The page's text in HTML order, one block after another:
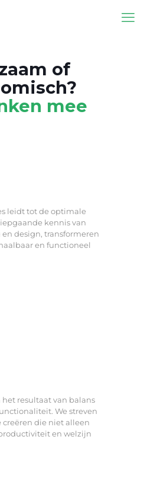
of
mee
leidt tot de optimale
kennis van
design, transformeren
en functioneel
resultaat van balans
We streven
die niet alleen
en welzijn